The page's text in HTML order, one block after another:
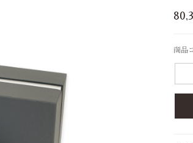
商品